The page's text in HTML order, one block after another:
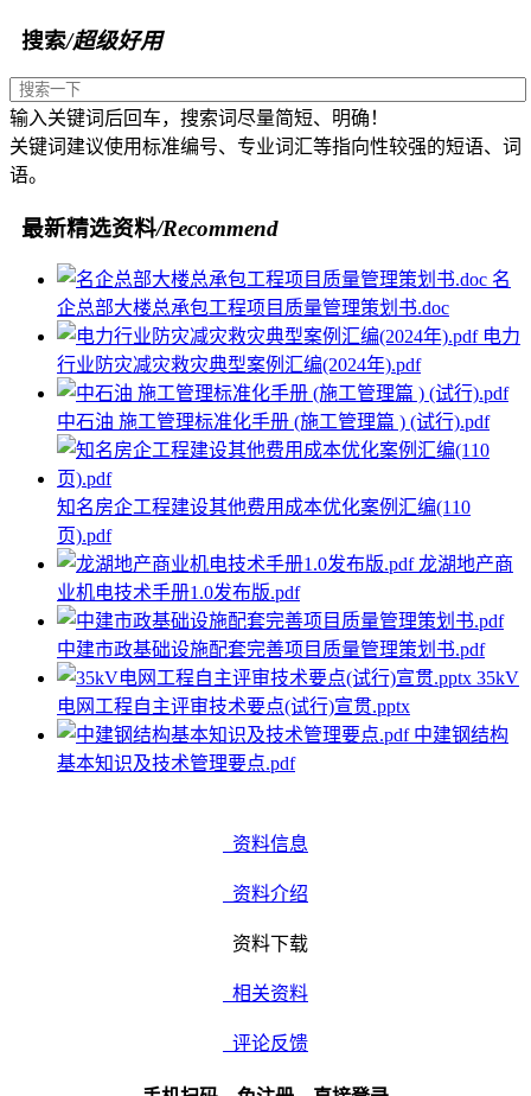
搜索/超级好用
输入关键词后回车，搜索词尽量简短、明确！
关键词建议使用标准编号、专业词汇等指向性较强的短语、词
语。
最新精选资料/Recommend
名
企总部大楼总承包工程项目质量管理策划书.doc
电力
行业防灾减灾救灾典型案例汇编(2024年).pdf
中石油 施工管理标准化手册 (施工管理篇 ) (试行).pdf
知名房企工程建设其他费用成本优化案例汇编(110
页).pdf
龙湖地产商
业机电技术手册1.0发布版.pdf
中建市政基础设施配套完善项目质量管理策划书.pdf
35kV
电网工程自主评审技术要点(试行)宣贯.pptx
中建钢结构
基本知识及技术管理要点.pdf
资料信息
资料介绍
资料下载
相关资料
评论反馈